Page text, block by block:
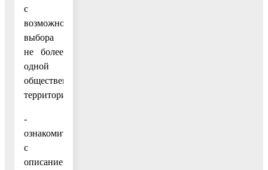
с
возможностью
выбора
не более
одной
общественной
территории;
-
ознакомиться
с
описанием